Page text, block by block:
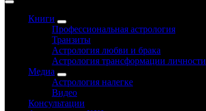
Книги
Профессиональная астрология
Транзиты
Астрология любви и брака
Астрология трансформации личности
Медиа
Астрология налегке
Видео
Консультации